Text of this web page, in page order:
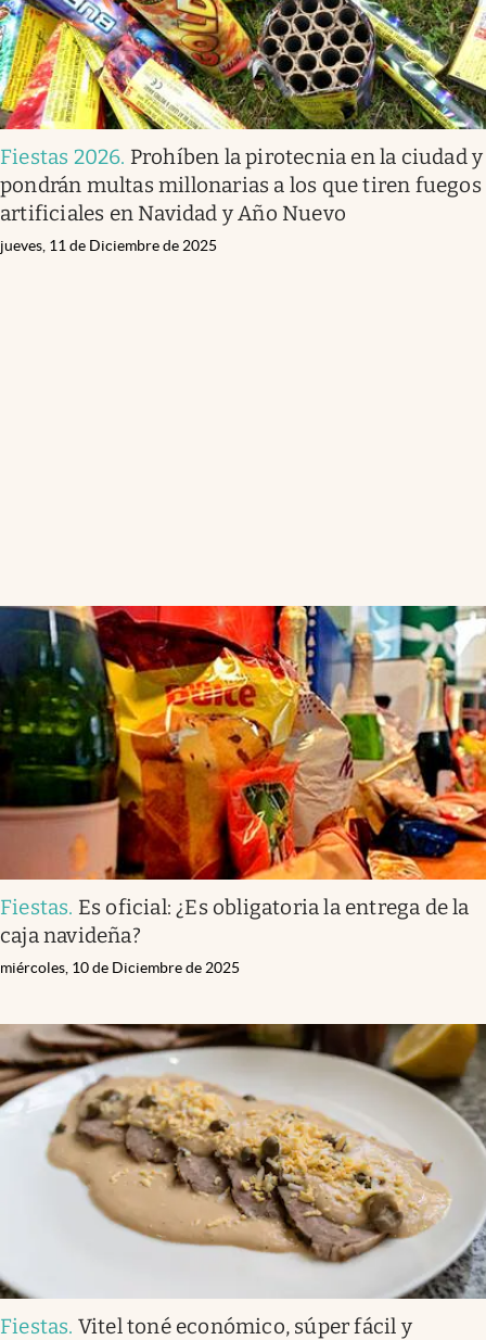
Fiestas 2026. Prohíben la pirotecnia en la ciudad y
pondrán multas millonarias a los que tiren fuegos
artificiales en Navidad y Año Nuevo
jueves, 11 de Diciembre de 2025
Fiestas. Es oficial: ¿Es obligatoria la entrega de la
caja navideña?
miércoles, 10 de Diciembre de 2025
Fiestas. Vitel toné económico, súper fácil y